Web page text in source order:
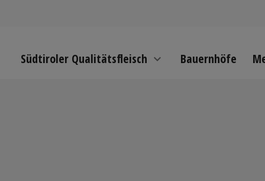
Südtiroler Qualitätsfleisch expand_more Bauernhöfe